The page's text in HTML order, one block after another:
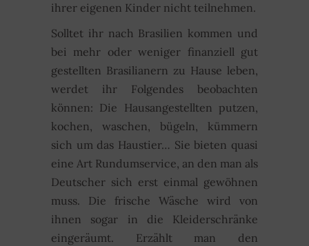
ihrer eigenen Kinder nicht teilnehmen.
Solltet ihr nach Brasilien kommen und
bei mehr oder weniger finanziell gut
gestellten Brasilianern zu Hause leben,
werdet ihr Folgendes beobachten
können: Die Hausangestellten putzen,
kochen, waschen, bügeln, kümmern
sich um das Haustier… Sie bieten quasi
eine Art Rundumservice, an den man als
Deutscher sich erst einmal gewöhnen
muss. Die frische Wäsche wird von
ihnen sogar in die Kleiderschränke
eingeräumt. Erzählt man den